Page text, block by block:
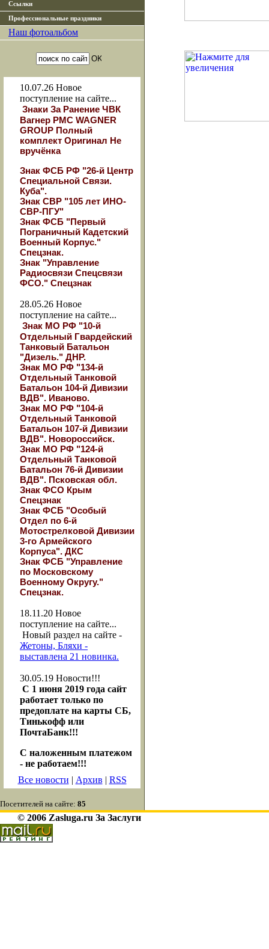
Ссылки
Профессиональные праздники
Наш фотоальбом
10.07.26 Новое
поступление на сайте...
Знаки За Ранение ЧВК
Вагнер РМС WAGNER
GROUP Полный
комплект Оригинал Не
вручёнка
Знак ФСБ РФ "26-й Центр
Специальной Связи.
Куба".
Знак СВР "105 лет ИНО-
СВР-ПГУ"
Знак ФСБ "Первый
Пограничный Кадетский
Военный Корпус."
Спецзнак.
Знак "Управление
Радиосвязи Спецсвязи
ФСО." Спецзнак
28.05.26 Новое
поступление на сайте...
Знак МО РФ "10-й
Отдельный Гвардейский
Танковый Батальон
"Дизель." ДНР.
Знак МО РФ "134-й
Отдельный Танковой
Батальон 104-й Дивизии
ВДВ". Иваново.
Знак МО РФ "104-й
Отдельный Танковой
Батальон 107-й Дивизии
ВДВ". Новороссийск.
Знак МО РФ "124-й
Отдельный Танковой
Батальон 76-й Дивизии
ВДВ". Псковская обл.
Знак ФСО Крым
Спецзнак
Знак ФСБ "Особый
Отдел по 6-й
Мотострелковой Дивизии
3-го Армейского
Корпуса". ДКС
Знак ФСБ "Управление
по Московскому
Военному Округу."
Спецзнак.
18.11.20 Новое
поступление на сайте...
Новый раздел на сайте -
Жетоны, Бляхи -
выставлена 21 новинка.
30.05.19 Новости!!!
С 1 июня 2019 года сайт
работает только по
предоплате на карты СБ,
Тинькофф или
ПочтаБанк!!!
С наложенным платежом
- не работаем!!!
Все новости | Архив | RSS
Посетителей на сайте: 85
© 2006 Zasluga.ru За Заслуги